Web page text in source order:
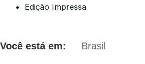
Edição Impressa
Você está em: Brasil